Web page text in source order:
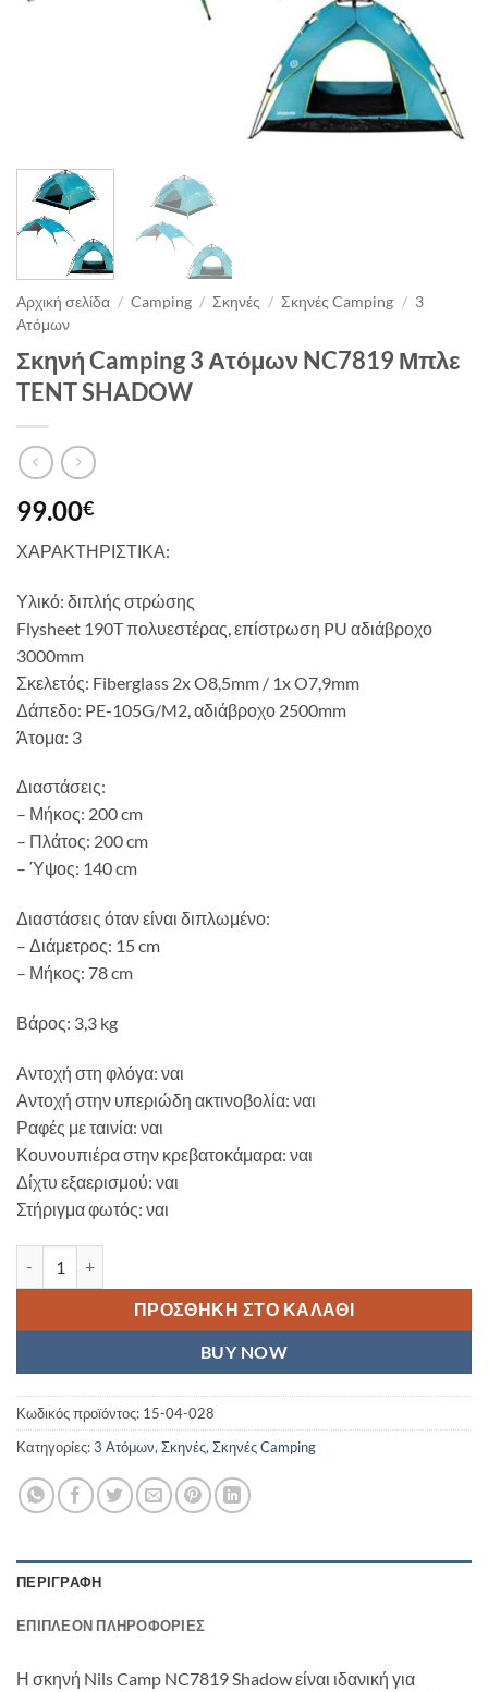
Αρχική σελίδα / Camping / Σκηνές / Σκηνές Camping / 3
Ατόμων
Σκηνή Camping 3 Ατόμων NC7819 Μπλε
TENT SHADOW
99.00€
ΧΑΡΑΚΤΗΡΙΣΤΙΚΑ:
Υλικό: διπλής στρώσης
Flysheet 190T πολυεστέρας, επίστρωση PU αδιάβροχο
3000mm
Σκελετός: Fiberglass 2x O8,5mm / 1x O7,9mm
Δάπεδο: PE-105G/M2, αδιάβροχο 2500mm
Άτομα: 3
Διαστάσεις:
– Μήκος: 200 cm
– Πλάτος: 200 cm
– Ύψος: 140 cm
Διαστάσεις όταν είναι διπλωμένο:
– Διάμετρος: 15 cm
– Μήκος: 78 cm
Βάρος: 3,3 kg
Αντοχή στη φλόγα: ναι
Αντοχή στην υπεριώδη ακτινοβολία: ναι
Ραφές με ταινία: ναι
Κουνουπιέρα στην κρεβατοκάμαρα: ναι
Δίχτυ εξαερισμού: ναι
Στήριγμα φωτός: ναι
ΠΡΟΣΘΉΚΗ ΣΤΟ ΚΑΛΆΘΙ
BUY NOW
Κωδικός προϊόντος: 15-04-028
Κατηγορίες:3 Ατόμων,Σκηνές,Σκηνές Camping
ΠΕΡΙΓΡΑΦΉ
ΕΠΙΠΛΈΟΝ ΠΛΗΡΟΦΟΡΊΕΣ
Η σκηνή Nils Camp NC7819 Shadow είναι ιδανική για